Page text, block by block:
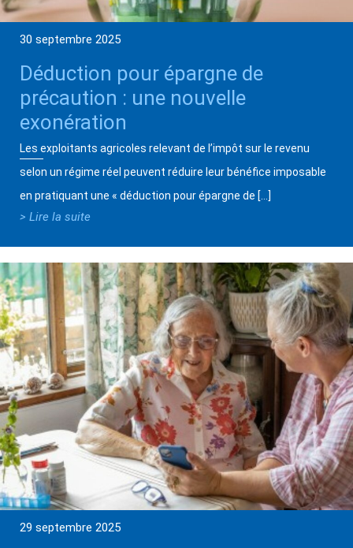
30 septembre 2025
Déduction pour épargne de
précaution : une nouvelle
exonération
Les exploitants agricoles relevant de l’impôt sur le revenu
selon un régime réel peuvent réduire leur bénéfice imposable
en pratiquant une « déduction pour épargne de […]
> Lire la suite
29 septembre 2025